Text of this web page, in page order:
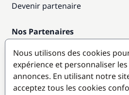
Devenir partenaire
Nos Partenaires
Destinations populaires
Nous utilisons des cookies
expérience et personnaliser
annonces. En utilisant notre
acceptez tous les cookies